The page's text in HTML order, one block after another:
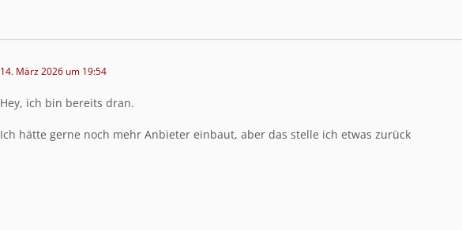
14. März 2026 um 19:54
Hey, ich bin bereits dran.
Ich hätte gerne noch mehr Anbieter einbaut, aber das stelle ich etwas zurück